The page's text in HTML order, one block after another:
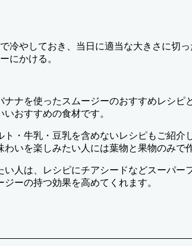
冷やしておき、当日に適当な大きさに切
にかける。
ナナを使ったスムージーのおすすめレシ
おすすめの食材です。
ト・牛乳・豆乳を含めないレシピもご紹
いを楽しみたい人には葉物と果物のみで
い人は、レシピにチアシードなどスーパ
ーの持つ効果を高めてくれます。